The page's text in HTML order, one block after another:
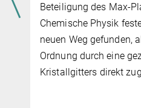
Beteiligung des Max-
Chemische Physik
neuen Weg gefunden,
Ordnung durch eine
Kristallgitters direkt